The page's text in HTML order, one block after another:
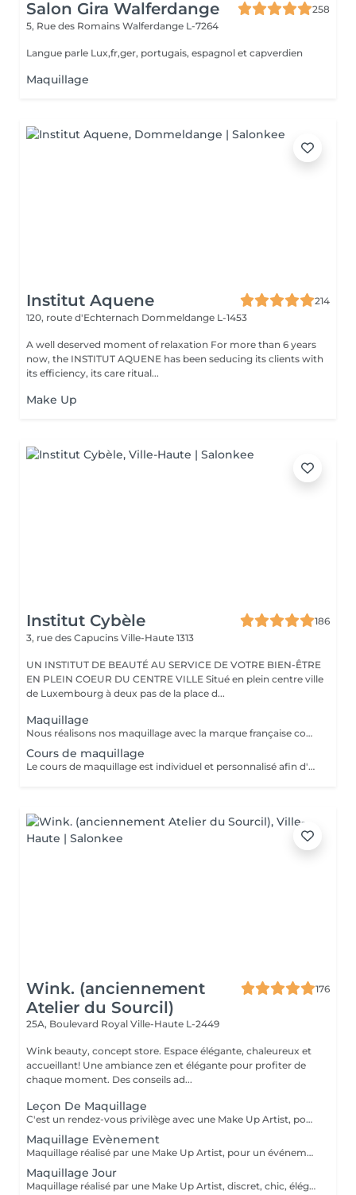
Salon Gira Walferdange
258
5, Rue des Romains Walferdange L-7264
Langue parle Lux,fr,ger, portugais, espagnol et capverdien
Maquillage
Institut Aquene
214
120, route d'Echternach Dommeldange L-1453
A well deserved moment of relaxation For more than 6 years
now, the INSTITUT AQUENE has been seducing its clients with
its efficiency, its care ritual...
Make Up
Institut Cybèle
186
3, rue des Capucins Ville-Haute 1313
UN INSTITUT DE BEAUTÉ AU SERVICE DE VOTRE BIEN-ÊTRE
EN PLEIN COEUR DU CENTRE VILLE Situé en plein centre ville
de Luxembourg à deux pas de la place d...
Maquillage
Nous réalisons nos maquillage avec la marque française couleur caramel. Couleur caramel est la marque naturelle et bio de référence. Couleur Caramel propose des produits de beauté de haute qualité respectant la nature, l'homme et les animaux. Plus qu'une marque de maquillage, ses produits permettent de traiter la peau grâce à des formules riches en actifs bio. On y retrouve des des actifs végétaux tels que l'huile d'argan bio, l'huile d'abricot et d'avocat bio ou encore l'acide hyaluronique naturelle... qui sont tous reconnus pour leurs propriétés régénérantes, nourrissantes, illuminatrices ou anti-âge.
Cours de maquillage
Le cours de maquillage est individuel et personnalisé afin d'apprendre les bons gestes et de choisir les bons produits adaptés à sa peau et son visage. Ce cours offre une bonne base aux débutantes et permet aux plus confirmés de se perfectionner. Nous réalisons nos cours de maquillage avec la marque française couleur caramel. Couleur caramel est la marque naturelle et bio de référence. Couleur Caramel propose des produits de beauté de haute qualité respectant la nature, l'homme et les animaux. Plus qu'une marque de maquillage, ses produits permettent de traiter la peau grâce à des formules riches en actifs bio. On y retrouve des des actifs végétaux tels que l'huile d'argan bio, l'huile d'abricot et d'avocat bio ou encore l'acide hyaluronique naturelle... qui sont tous reconnus pour leurs propriétés régénérantes, nourrissantes, illuminatrices ou anti-âge.
Wink. (anciennement
Atelier du Sourcil)
176
25A, Boulevard Royal Ville-Haute L-2449
Wink beauty, concept store. Espace élégante, chaleureux et
accueillant! Une ambiance zen et élégante pour profiter de
chaque moment. Des conseils ad...
Leçon De Maquillage
C'est un rendez-vous privilège avec une Make Up Artist, pour vous guider dans le choix de votre maquillage et vous apprendre à vous maquiller facilement.
Maquillage Evènement
Maquillage réalisé par une Make Up Artist, pour un événement ( Soirée, Anniversaire, Halloween, Mariage, fêtes de fin d'années...)
Maquillage Jour
Maquillage réalisé par une Make Up Artist, discret, chic, élégant, afin de sublimer votre visage.